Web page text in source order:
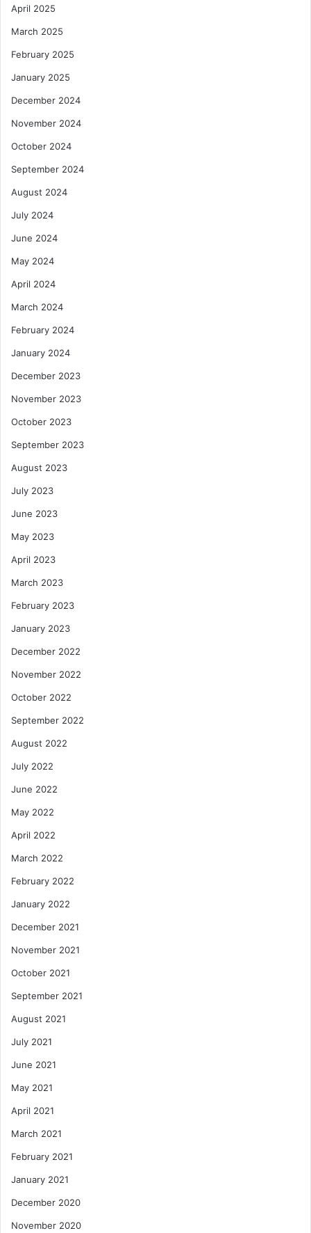
April 2025
March 2025
February 2025
January 2025
December 2024
November 2024
October 2024
September 2024
August 2024
July 2024
June 2024
May 2024
April 2024
March 2024
February 2024
January 2024
December 2023
November 2023
October 2023
September 2023
August 2023
July 2023
June 2023
May 2023
April 2023
March 2023
February 2023
January 2023
December 2022
November 2022
October 2022
September 2022
August 2022
July 2022
June 2022
May 2022
April 2022
March 2022
February 2022
January 2022
December 2021
November 2021
October 2021
September 2021
August 2021
July 2021
June 2021
May 2021
April 2021
March 2021
February 2021
January 2021
December 2020
November 2020